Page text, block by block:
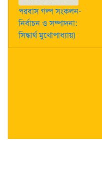
পরবাস গল্প সংকলন-
নির্বাচন ও সম্পাদনা:
সিদ্ধার্থ মুখোপাধ্যায়)